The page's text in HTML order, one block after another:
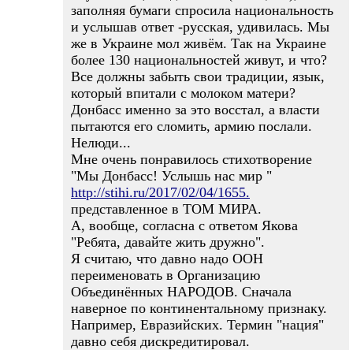
заполняя бумаги спросила национальность
и услышав ответ -русская, удивилась. Мы
же в Украине мол живём. Так на Украине
более 130 национальностей живут, и что?
Все должны забыть свои традиции, язык,
который впитали с молоком матери?
Донбасс именно за это восстал, а власти
пытаются его сломить, армию послали.
Нелюди...
Мне очень понравилось стихотворение
"Мы Донбасс! Услышь нас мир "
http://stihi.ru/2017/02/04/1655.
представленное в ТОМ МИРА.
А, вообще, согласна с ответом Якова
"Ребята, давайте жить дружно".
Я считаю, что давно надо ООН
переименовать в Организацию
Объединённых НАРОДОВ. Сначала
наверное по континентальному признаку.
Например, Евразийских. Термин "нация"
давно себя дискредитировал.